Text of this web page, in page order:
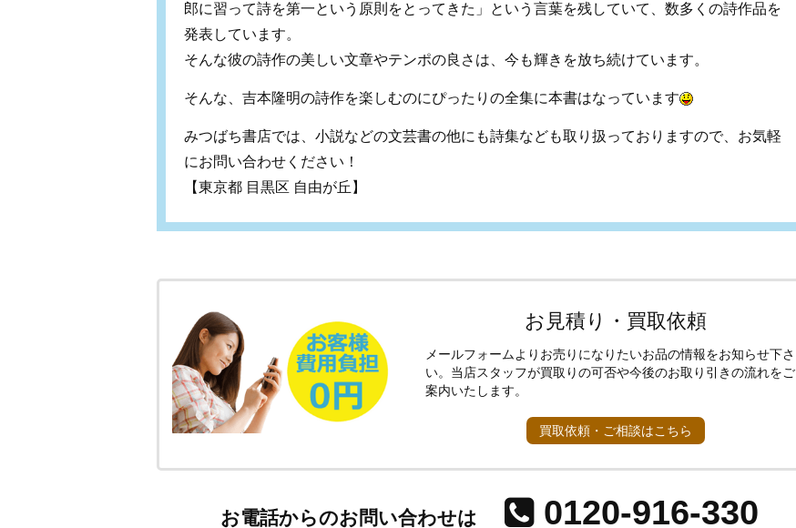
郎に習って詩を第一という原則をとってきた」という言葉を残していて、数多くの詩作品を
発表しています。
そんな彼の詩作の美しい文章やテンポの良さは、今も輝きを放ち続けています。
そんな、吉本隆明の詩作を楽しむのにぴったりの全集に本書はなっています
みつばち書店では、小説などの文芸書の他にも詩集なども取り扱っておりますので、お気軽
にお問い合わせください！
【東京都 目黒区 自由が丘】
お見積り・買取依頼
メールフォームよりお売りになりたいお品の情報をお知らせ下さ
い。当店スタッフが買取りの可否や今後のお取り引きの流れをご
案内いたします。
買取依頼・ご相談はこちら
お電話からのお問い合わせは 0120-916-330